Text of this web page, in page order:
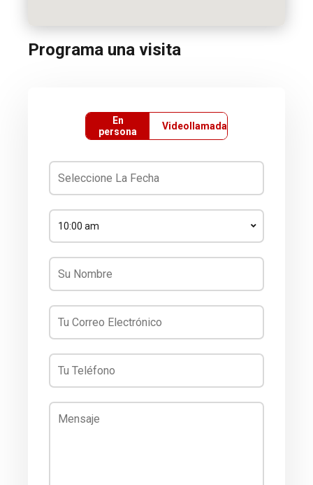
Programa una visita
En
persona
Videollamada
10:00 am